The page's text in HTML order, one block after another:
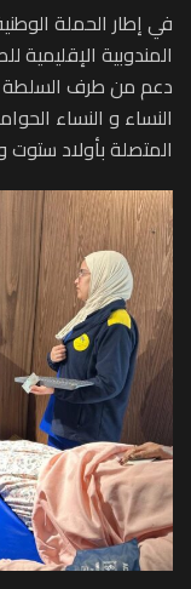
في إطار الحملة
المندوبية الإقليمية
دعم من طرف السلطة
النساء و النساء
المتصلة بأولاد ستوت وذلك